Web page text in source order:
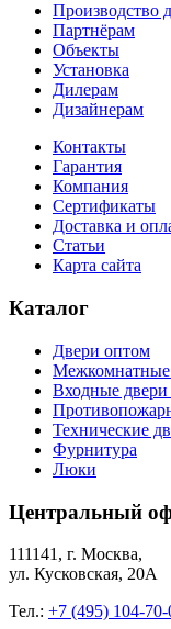
Производство
Партнёрам
Объекты
Установка
Дилерам
Дизайнерам
Контакты
Гарантия
Компания
Сертификаты
Доставка и
Статьи
Карта сайта
Каталог
Двери оптом
Межкомнатные
Входные
Технические
Фурнитура
Люки
Центральный
111141, г. Москва,
ул. Кусковская, 20А
Тел.: +7 (495) 104-70-